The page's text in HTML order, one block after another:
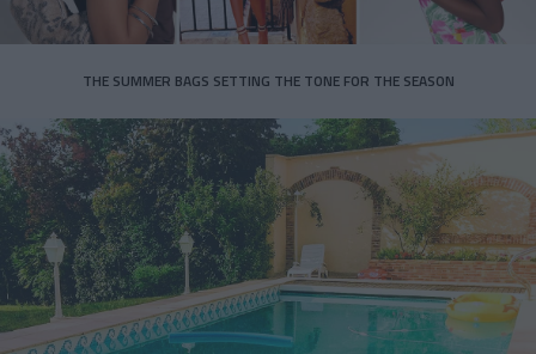
THE SUMMER BAGS SETTING THE TONE FOR THE SEASON